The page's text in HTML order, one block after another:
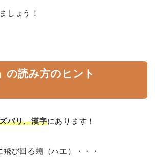
しょう！
の読み方のヒント
バリ、漢字にあります！
び回る蠅（ハエ）・・・